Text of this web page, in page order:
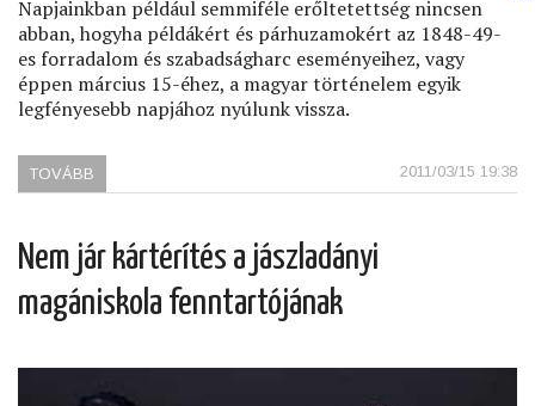
Napjainkban például semmiféle erőltetettség nincsen
abban, hogyha példákért és párhuzamokért az 1848-49-
es forradalom és szabadságharc eseményeihez, vagy
éppen március 15-éhez, a magyar történelem egyik
legfényesebb napjához nyúlunk vissza.
2011/03/15 19:38
TOVÁBB
IDUSÁN)
Nem jár kártérítés a jászladányi
magániskola fenntartójának